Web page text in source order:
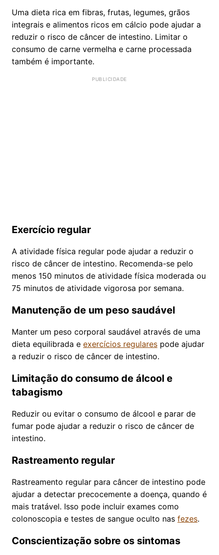
Uma dieta rica em fibras, frutas, legumes, grãos
integrais e alimentos ricos em cálcio pode ajudar a
reduzir o risco de câncer de intestino. Limitar o
consumo de carne vermelha e carne processada
também é importante.
Exercício regular
A atividade física regular pode ajudar a reduzir o
risco de câncer de intestino. Recomenda-se pelo
menos 150 minutos de atividade física moderada ou
75 minutos de atividade vigorosa por semana.
Manutenção de um peso saudável
Manter um peso corporal saudável através de uma
dieta equilibrada e exercícios regulares pode ajudar
a reduzir o risco de câncer de intestino.
Limitação do consumo de álcool e
tabagismo
Reduzir ou evitar o consumo de álcool e parar de
fumar pode ajudar a reduzir o risco de câncer de
intestino.
Rastreamento regular
Rastreamento regular para câncer de intestino pode
ajudar a detectar precocemente a doença, quando é
mais tratável. Isso pode incluir exames como
colonoscopia e testes de sangue oculto nas fezes.
Conscientização sobre os sintomas